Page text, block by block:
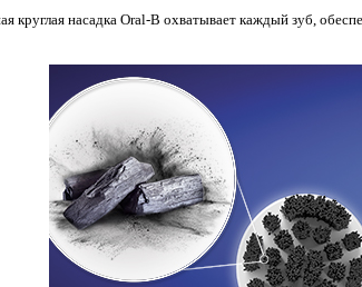
круглая насадка Oral-B охватывает каждый зуб,